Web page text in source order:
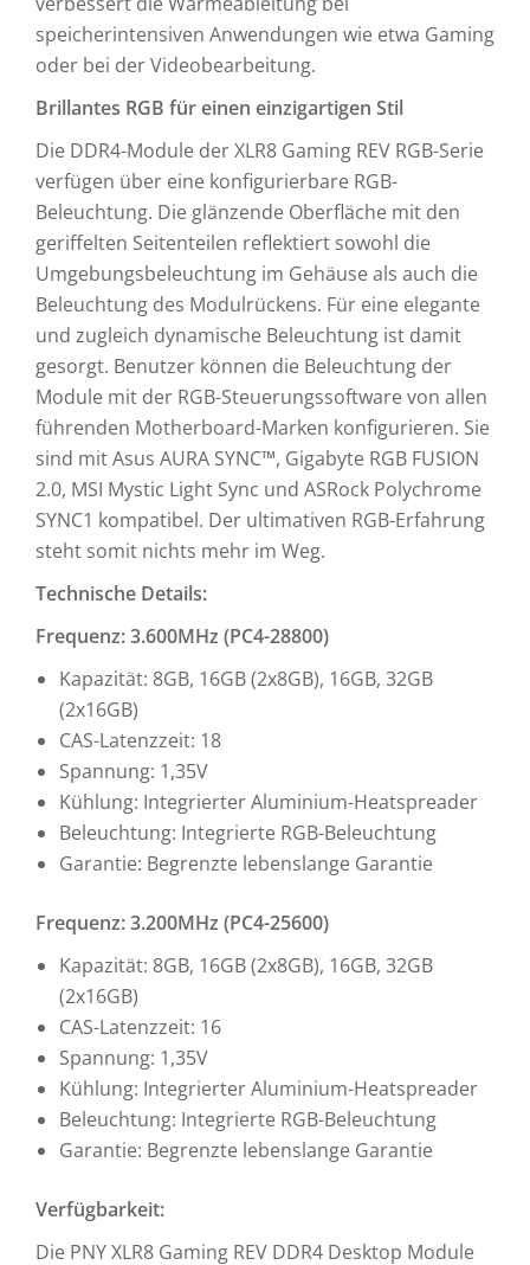
speicherintensiven Anwendungen wie etwa Gaming
oder bei der Videobearbeitung.
Brillantes RGB für einen einzigartigen Stil
Die DDR4-Module der XLR8 Gaming REV RGB-Serie
verfügen über eine konfigurierbare RGB-
Beleuchtung. Die glänzende Oberfläche mit den
geriffelten Seitenteilen reflektiert sowohl die
Umgebungsbeleuchtung im Gehäuse als auch die
Beleuchtung des Modulrückens. Für eine elegante
und zugleich dynamische Beleuchtung ist damit
gesorgt. Benutzer können die Beleuchtung der
Module mit der RGB-Steuerungssoftware von allen
führenden Motherboard-Marken konfigurieren. Sie
sind mit Asus AURA SYNC™, Gigabyte RGB FUSION
2.0, MSI Mystic Light Sync und ASRock Polychrome
SYNC1 kompatibel. Der ultimativen RGB-Erfahrung
steht somit nichts mehr im Weg.
Technische Details:
Frequenz: 3.600MHz (PC4-28800)
Kapazität: 8GB, 16GB (2x8GB), 16GB, 32GB
(2x16GB)
CAS-Latenzzeit: 18
Spannung: 1,35V
Kühlung: Integrierter Aluminium-Heatspreader
Beleuchtung: Integrierte RGB-Beleuchtung
Garantie: Begrenzte lebenslange Garantie
Frequenz: 3.200MHz (PC4-25600)
Kapazität: 8GB, 16GB (2x8GB), 16GB, 32GB
(2x16GB)
CAS-Latenzzeit: 16
Spannung: 1,35V
Kühlung: Integrierter Aluminium-Heatspreader
Beleuchtung: Integrierte RGB-Beleuchtung
Garantie: Begrenzte lebenslange Garantie
Verfügbarkeit:
Die PNY XLR8 Gaming REV DDR4 Desktop Module